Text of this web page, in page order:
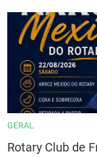
GERAL
Rotary Club de